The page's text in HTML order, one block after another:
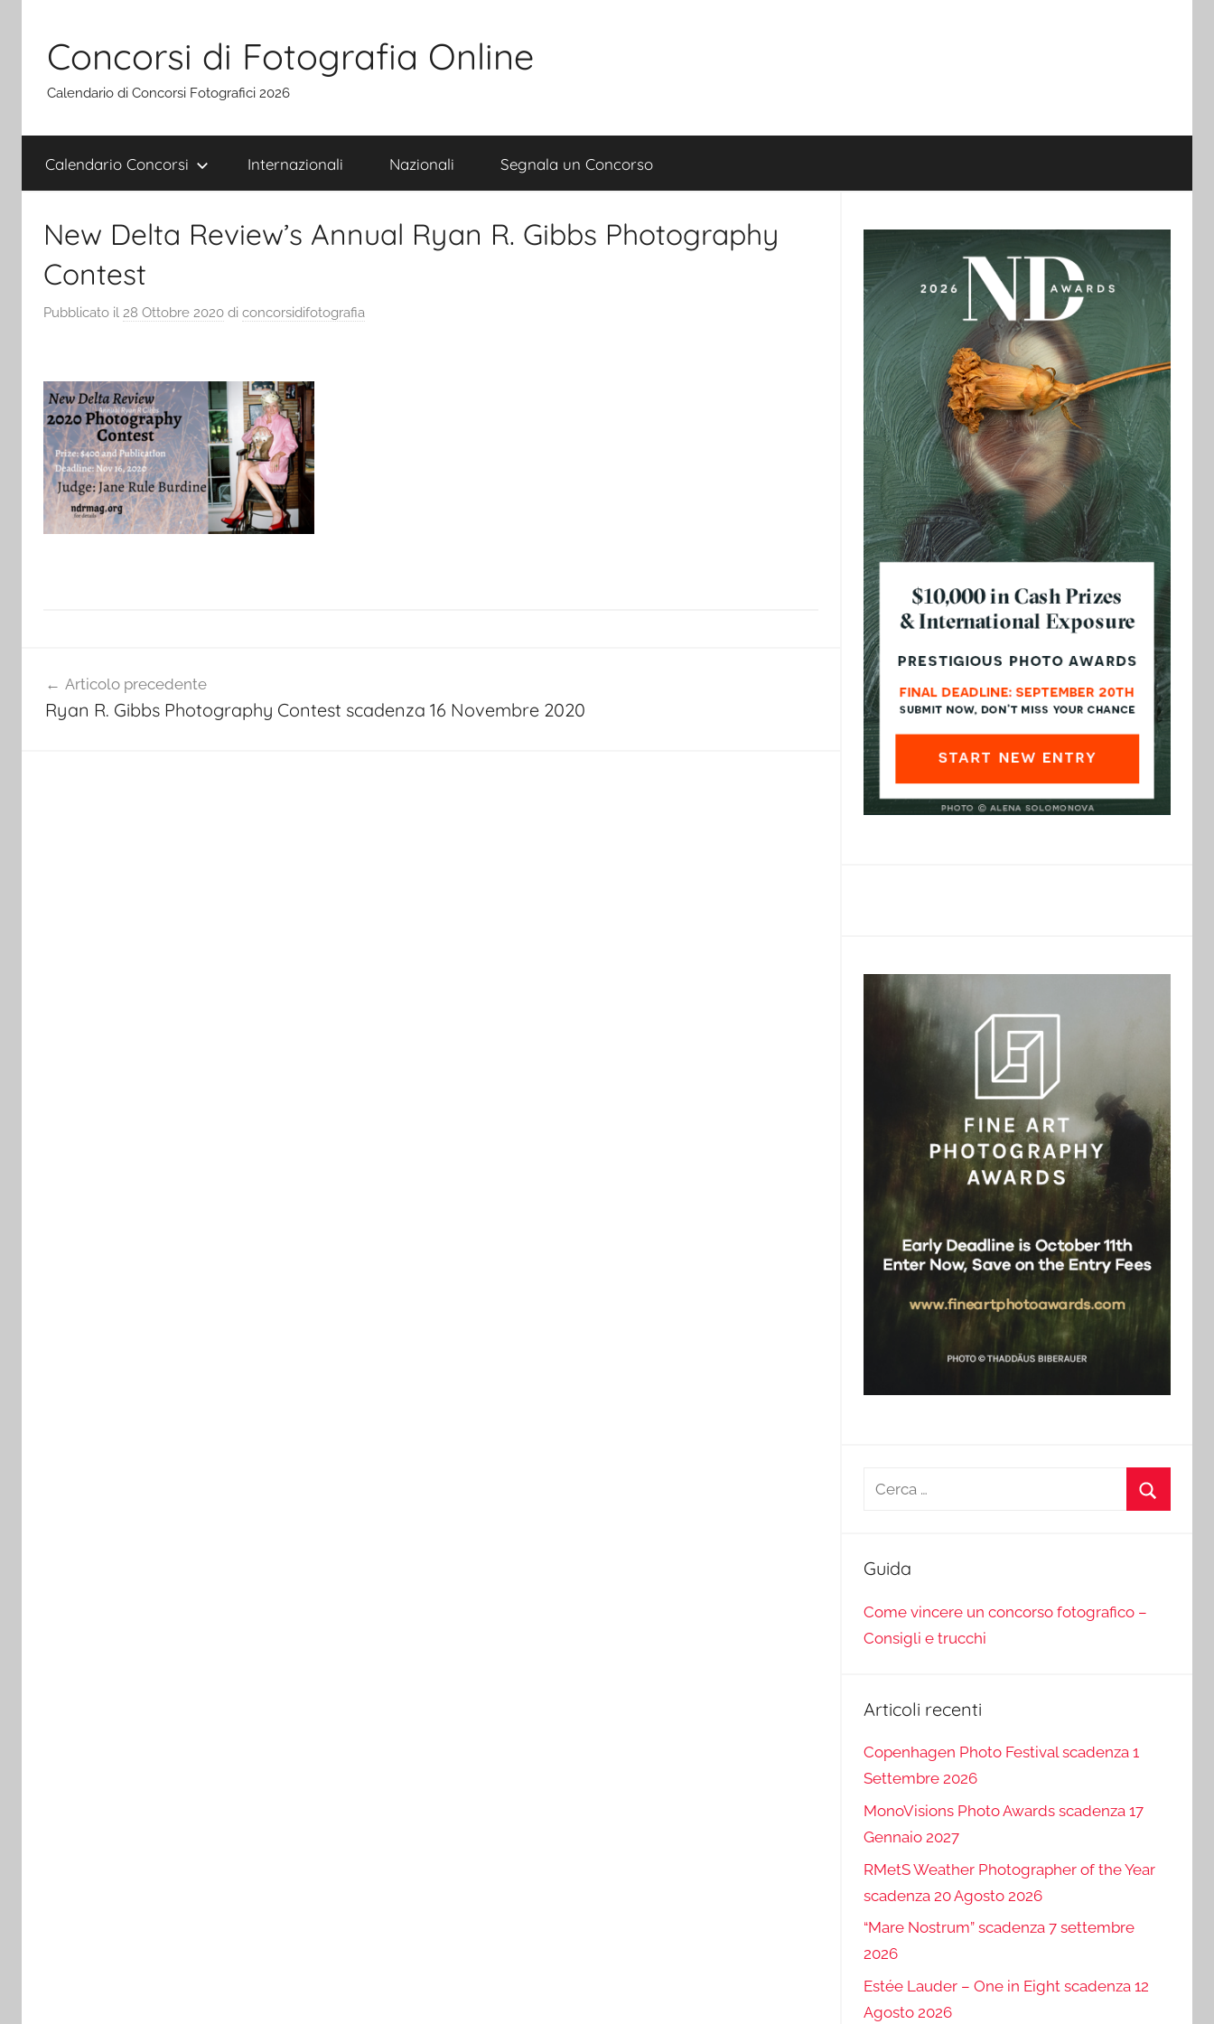
contenuto
Concorsi di Fotografia Online
Calendario di Concorsi Fotografici 2026
Calendario Concorsi Internazionali Nazionali Segnala un Concorso
New Delta Review’s Annual Ryan R. Gibbs Photography
Contest
Pubblicato il 28 Ottobre 2020 di concorsidifotografia
articoli
Articolo precedente
Ryan R. Gibbs Photography Contest scadenza 16 Novembre 2020
Ricerca
Guida
Come vincere un concorso fotografico –
Consigli e trucchi
Articoli recenti
Copenhagen Photo Festival scadenza 1
Settembre 2026
MonoVisions Photo Awards scadenza 17
Gennaio 2027
RMetS Weather Photographer of the Year
scadenza 20 Agosto 2026
“Mare Nostrum” scadenza 7 settembre
2026
Estée Lauder – One in Eight scadenza 12
Agosto 2026